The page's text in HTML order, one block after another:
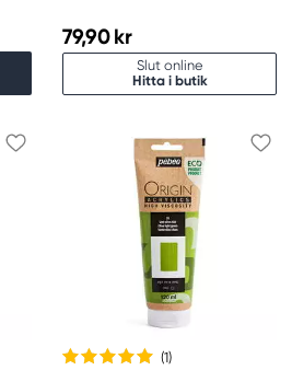
79,90 kr
Slut online
Hitta i butik
(1)